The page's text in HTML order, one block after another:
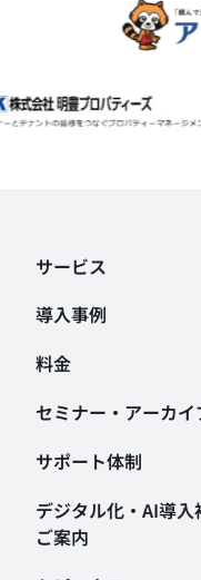
導入事例
料金
セミナー・アーカ
サポート体制
デジタル化・AI導入
ご案内
サービス